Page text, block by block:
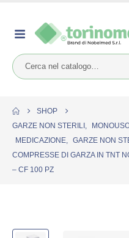
SHOP
GARZE NON STERILI ,
MEDICAZIONE, GARZE NON
COMPRESSE DI GARZA IN TNT
– CF 100 PZ